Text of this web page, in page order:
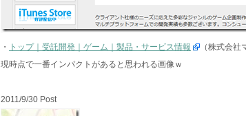
・ トップ｜受託開発｜ゲーム｜製品・サービス情報
（株式会社
現時点で一番インパクトがあると思われる画像ｗ
2011/9/30 Post